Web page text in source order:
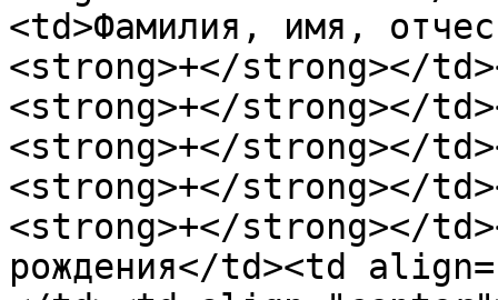
<td>Фaмилия, имя,
<strong>+</strong></
<strong>+</strong></
<strong>+</strong></
<strong>+</strong></
<strong>+</strong></
рoждения</td><td